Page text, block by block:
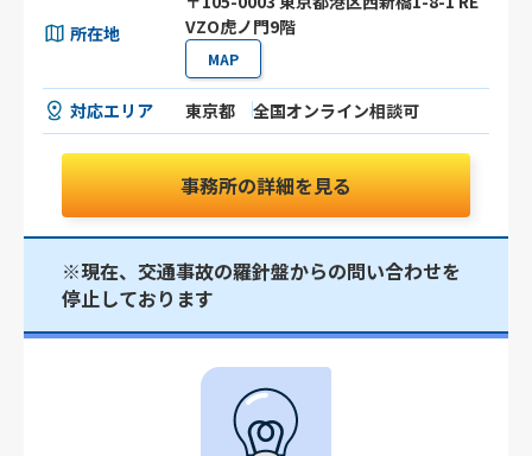
所在地
VZO虎ノ門9階
MAP
対応エリア 東京都 全国オンライン相談可
事務所の詳細を見る
※現在、交通事故の羅針盤からの問い合わせを
停止しております